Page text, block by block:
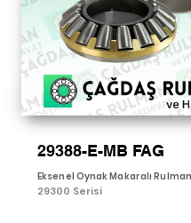
29388-E-MB FAG
Eksenel Oynak Makaralı
29300 Serisi